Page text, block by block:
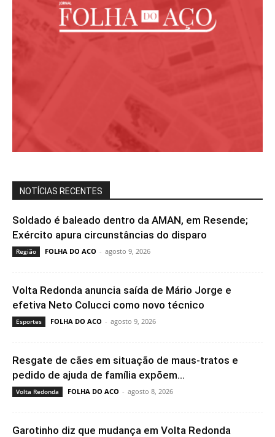
NOTÍCIAS RECENTES
Soldado é baleado dentro da AMAN, em Resende;
Exército apura circunstâncias do disparo
Região FOLHA DO ACO - agosto 9, 2026
Volta Redonda anuncia saída de Mário Jorge e
efetiva Neto Colucci como novo técnico
Esportes FOLHA DO ACO - agosto 9, 2026
Resgate de cães em situação de maus-tratos e
pedido de ajuda de família expõem...
Volta Redonda FOLHA DO ACO - agosto 8, 2026
Garotinho diz que mudança em Volta Redonda